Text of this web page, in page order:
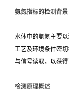
氨氮指标的检测背景
水体中的氨氮主要
工艺及环境条件密
与信号读取，以获得
检测原理概述